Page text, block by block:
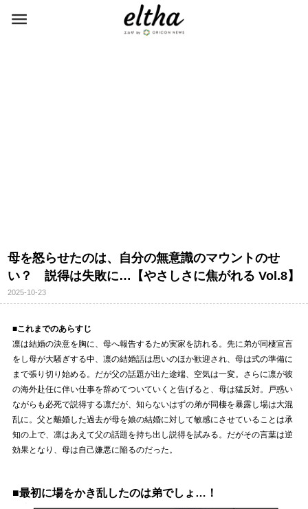
母を怒らせたのは、自分の無意識のマウントのせ
い？ 説得は失敗に…【やさしさに焦がれる Vol.8】
2025-10-23
■これまでのあらすじ
凛は結婚の決意を胸に、母へ報告するため実家を訪れる。先に弟が同棲宣言
をし母が大騒ぎする中、凛の結婚話は思いのほか歓迎され、母は式の準備に
まで張り切り始める。だが父の話題が出た途端、空気は一変。さらに凛が彼
の海外赴任に伴い仕事を辞めてついていくと告げると、母は猛反対。戸惑い
ながらも必死で説得する凛だが、知らないはずの弟が同棲を暴露し場は大混
乱に。父と離婚した過去が母を娘の結婚に対して敏感にさせていることは承
知の上で、凛はあえて父の話題を持ち出し説得を試みる。だがその言葉は逆
効果となり、母は自己嫌悪に陥るのだった。
■最初に場をかき乱したのは弟でしょ…！